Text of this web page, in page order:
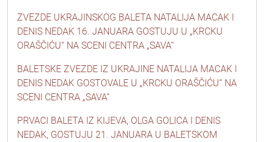
ZVEZDE UKRAJINSKOG BALETA NATALIJA MACAK I
DENIS NEDAK 16. JANUARA GOSTUJU U „KRCKU
ORAŠČIĆU“ NA SCENI CENTRA „SAVA“
BALETSKE ZVEZDE IZ UKRAJINE NATALIJA MACAK I
DENIS NEDAK GOSTOVALE U „KRCKU ORAŠČIĆU“ NA
SCENI CENTRA „SAVA“
PRVACI BALETA IZ KIJEVA, OLGA GOLICA I DENIS
NEDAK, GOSTUJU 21. JANUARA U BALETSKOM